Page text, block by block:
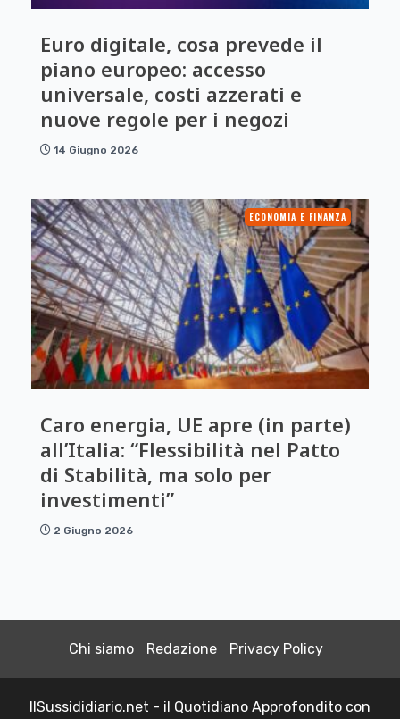
Euro digitale, cosa prevede il
piano europeo: accesso
universale, costi azzerati e
nuove regole per i negozi
14 Giugno 2026
ECONOMIA E FINANZA
Caro energia, UE apre (in parte)
all’Italia: “Flessibilità nel Patto
di Stabilità, ma solo per
investimenti”
2 Giugno 2026
Chi siamo Redazione Privacy Policy
IlSussididiario.net - il Quotidiano Approfondito con